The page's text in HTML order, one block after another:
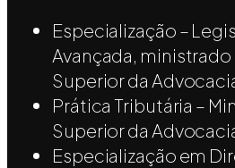
Especialização –
Avançada, ministrado
Superior da
Prática Tributária –
Superior da
Especialização em